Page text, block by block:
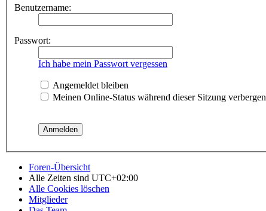
Benutzername:
Passwort:
Ich habe mein Passwort vergessen
Angemeldet bleiben
Meinen Online-Status während dieser Sitzung verbergen
Foren-Übersicht
Alle Zeiten sind UTC+02:00
Alle Cookies löschen
Mitglieder